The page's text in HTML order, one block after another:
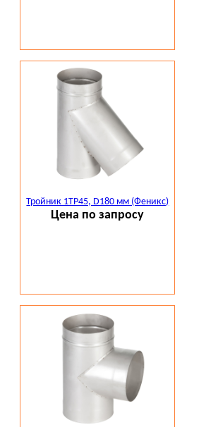
Тройник 1ТР45, D180 мм (Феникс)
Цена по запросу